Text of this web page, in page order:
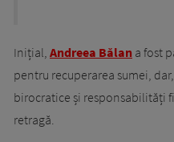
Inițial, Andreea Bălan a fost
pentru recuperarea sumei,
birocratice și responsabilități
retragă.